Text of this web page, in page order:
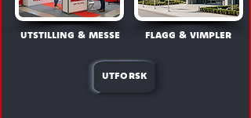
utstilling & messe flagg & vimpler
utforsk